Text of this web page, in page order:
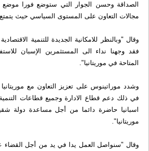
الصداقة وحسن الجوار التي ستوضع فورا موضع
مجالات التعاون على المستوى السياسي حيث يتمتع
وقال "وبالنظر للامكانية الجديدة للتنمية
فقد وجهنا نداء الى المستثمرين الإسبان
المتاحة في موريتانيا".
وشدد موراتينوس على تعزيز التعاون مع
في ذلك دعم قطاع الادارة وجميع قطاعات
اسبانيا حاضرة دائما من أجل مساعدة دولة
موريتانيا".
وقال "سنواصل العمل يدا في يد من أجل القضاء